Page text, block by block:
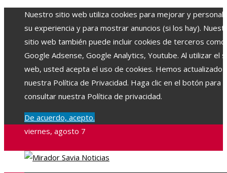
Nuestro sitio web utiliza cookies para mejorar y
su experiencia y para mostrar anuncios (si los hay).
sitio web también puede incluir cookies de terceros como
Google Adsense, Google Analytics, Youtube. Al utilizar el
web, usted acepta el uso de cookies. Hemos actualizado
nuestra Política de Privacidad. Haga clic en el botón para
consultar nuestra Política de privacidad.
De acuerdo, acepto.
viernes, agosto 7